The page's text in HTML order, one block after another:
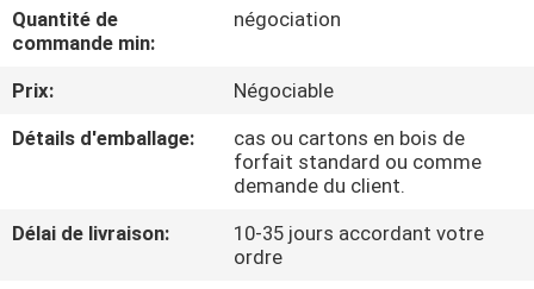
NOUS
DE
Quantité de
commande min:
négociation
Prix:
Négociable
Détails d'emballage:
cas ou cartons en bois de
forfait standard ou comme
demande du client.
Délai de livraison:
10-35 jours accordant votre
ordre